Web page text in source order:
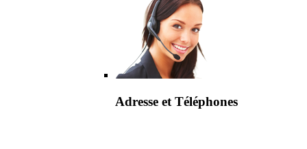
Adresse et Téléphones